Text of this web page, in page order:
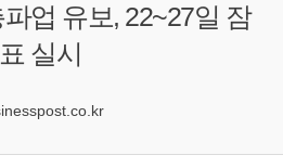
업 유보, 22~27일 잠
실시